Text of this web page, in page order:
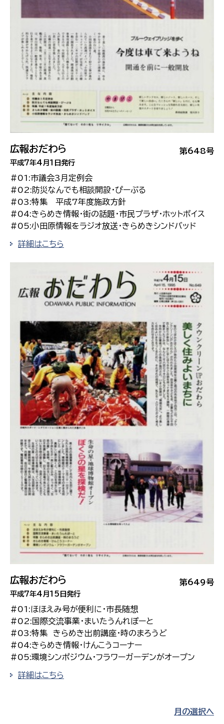
第648号
広報おだわら
平成7年4月1日発行
#01:市議会3月定例会
#02:防災なんでも相談開設・ぴーぷる
#03:特集 平成7年度施政方針
#04:きらめき情報・街の話題・市民プラザ・ホットボイス
#05:小田原情報をラジオ放送・きらめきシンドバッド
詳細はこちら
第649号
広報おだわら
平成7年4月15日発行
#01:ほほえみ号が便利に・市長随想
#02:国際交流事業・まいたうんれぽーと
#03:特集 きらめき出前講座・時のまろうど
#04:きらめき情報・けんこうコーナー
#05:環境シンポジウム・フラワーガーデンがオープン
詳細はこちら
月の選択へ